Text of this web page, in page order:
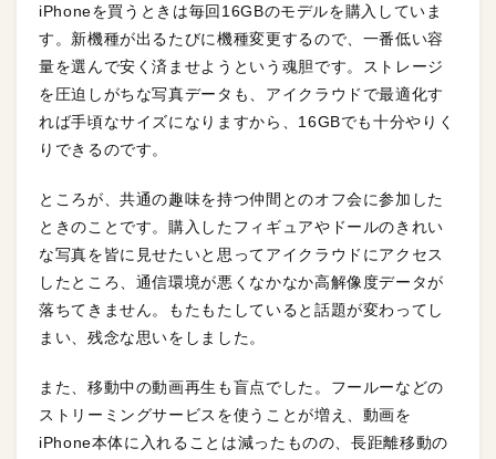
iPhoneを買うときは毎回16GBのモデルを購入していま
す。新機種が出るたびに機種変更するので、一番低い容
量を選んで安く済ませようという魂胆です。ストレージ
を圧迫しがちな写真データも、アイクラウドで最適化す
れば手頃なサイズになりますから、16GBでも十分やりく
りできるのです。
ところが、共通の趣味を持つ仲間とのオフ会に参加した
ときのことです。購入したフィギュアやドールのきれい
な写真を皆に見せたいと思ってアイクラウドにアクセス
したところ、通信環境が悪くなかなか高解像度データが
落ちてきません。もたもたしていると話題が変わってし
まい、残念な思いをしました。
また、移動中の動画再生も盲点でした。フールーなどの
ストリーミングサービスを使うことが増え、動画を
iPhone本体に入れることは減ったものの、長距離移動の